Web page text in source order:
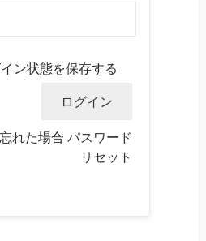
ン状態を保存する
れた場合 パスワード
リセット